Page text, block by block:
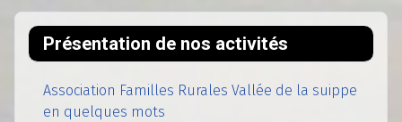
Présentation de nos activités
Association Familles Rurales Vallée de la suippe
en quelques mots